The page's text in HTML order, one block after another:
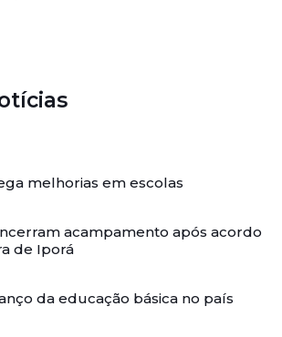
melhorias em escolas
acampamento após acordo
de Iporá
da educação básica no país